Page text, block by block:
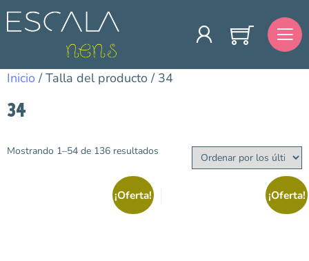
Inicio / Talla del producto / 34
34
Avance Temporada
Mostrando 1–54 de 136 resultados
¡Oferta! ¡Oferta!